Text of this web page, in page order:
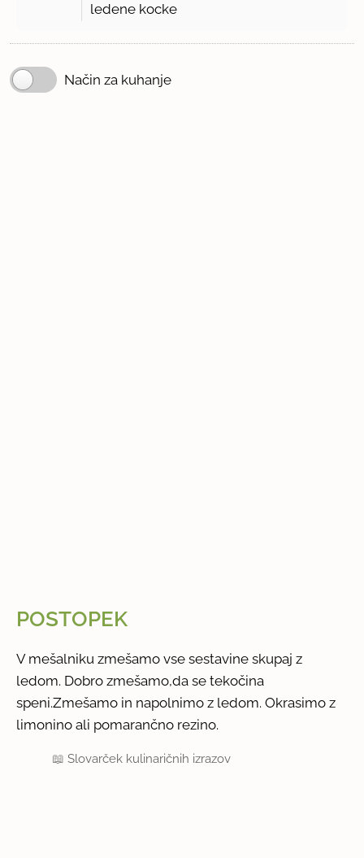
ledene kocke
Način za kuhanje
POSTOPEK
V mešalniku zmešamo vse sestavine skupaj z
ledom. Dobro zmešamo,da se tekočina
speni.Zmešamo in napolnimo z ledom. Okrasimo z
limonino ali pomarančno rezino.
📖Slovarček kulinaričnih izrazov